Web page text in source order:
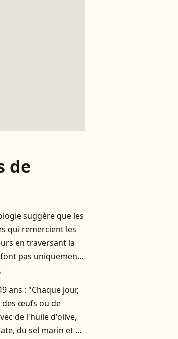
de
suggère que les
qui remercient les
en traversant la
pas uniquement
ans : "Chaque jour,
des œufs ou de
de l'huile d'olive,
du sel marin et un